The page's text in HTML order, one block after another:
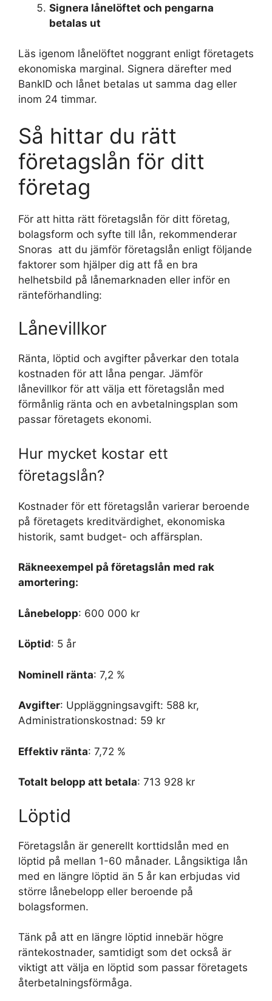
Signera lånelöftet och pengarna
betalas ut
Läs igenom lånelöftet noggrant enligt företagets
ekonomiska marginal. Signera därefter med
BankID och lånet betalas ut samma dag eller
inom 24 timmar.
Så hittar du rätt
företagslån för ditt
företag
För att hitta rätt företagslån för ditt företag,
bolagsform och syfte till lån, rekommenderar
Snoras att du jämför företagslån enligt följande
faktorer som hjälper dig att få en bra
helhetsbild på lånemarknaden eller inför en
ränteförhandling:
Lånevillkor
Ränta, löptid och avgifter påverkar den totala
kostnaden för att låna pengar. Jämför
lånevillkor för att välja ett företagslån med
förmånlig ränta och en avbetalningsplan som
passar företagets ekonomi.
Hur mycket kostar ett
företagslån?
Kostnader för ett företagslån varierar beroende
på företagets kreditvärdighet, ekonomiska
historik, samt budget- och affärsplan.
Räkneexempel på företagslån med rak
amortering:
Lånebelopp: 600 000 kr
Löptid: 5 år
Nominell ränta: 7,2 %
Avgifter: Uppläggningsavgift: 588 kr,
Administrationskostnad: 59 kr
Effektiv ränta: 7,72 %
Totalt belopp att betala: 713 928 kr
Löptid
Företagslån är generellt korttidslån med en
löptid på mellan 1-60 månader. Långsiktiga lån
med en längre löptid än 5 år kan erbjudas vid
större lånebelopp eller beroende på
bolagsformen.
Tänk på att en längre löptid innebär högre
räntekostnader, samtidigt som det också är
viktigt att välja en löptid som passar företagets
återbetalningsförmåga.